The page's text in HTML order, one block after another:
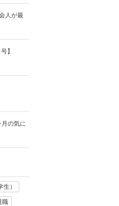
人が最
】
の気に
）
職